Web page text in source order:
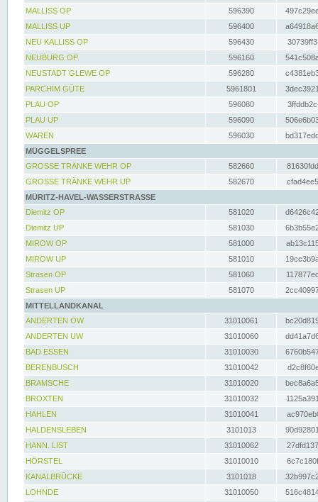
MALLISS OP
596390
MALLISS UP
596400
NEU KALLISS OP
596430
NEUBURG OP
596160
NEUSTADT GLEWE OP
596280
PARCHIM GÜTE
5961801
PLAU OP
596080
PLAU UP
596090
WAREN
596030
MÜGGELSPREE
GROSSE TRÄNKE WEHR OP
582660
GROSSE TRÄNKE WEHR UP
582670
MÜRITZ-HAVEL-WASSERSTRASSE
Diemitz OP
581020
Diemitz UP
581030
MIROW OP
581000
MIROW UP
581010
Strasen OP
581060
Strasen UP
581070
MITTELLANDKANAL
ANDERTEN OW
31010061
ANDERTEN UW
31010060
BAD ESSEN
31010030
BERENBUSCH
31010042
BRAMSCHE
31010020
BROXTEN
31010032
HAHLEN
31010041
HALDENSLEBEN
3101013
HANN. LIST
31010062
HÖRSTEL
31010010
KANALBRÜCKE
3101018
LOHNDE
31010050